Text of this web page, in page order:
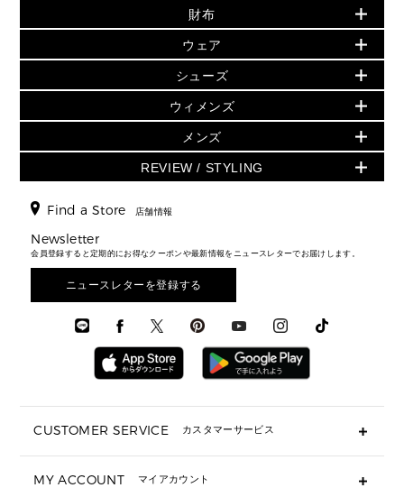
小物
シューズ・靴
ウェア
アクセサリー
時計
▶ メンズ
バッグ
ウェア
アクセサリー
追加アイテム
▶ ウィメンズすべて(ウェア・シューズ除く)
バッグ
財布・小物
ウェア
シューズ
時計・ジュエリー
アクセサリー
メンズ バッグ
メンズ 財布・小物
メンズ シューズ
メンズ ウェア
メンズ 時計・その他
▶ すべて
▶ ウィメンズすべて
財布・小物
アクセサリー
フレグランス
シューズ
▶ メンズすべて
メンズ財布・小物
メンズアクセサリー
メンズウェア
人気の定番アイテム
日本限定 - バッグ
▶ ウィメンズすべて
トートバッグ
ショルダーバッグ
クロスボディ・斜め掛け
トラベル
3 IN 1 / 2 IN 1 バッグ
▶ メンズすべて
財布
日本限定 - 財布・小物
▶ ウィメンズすべて
GREENWICH
折り財布(二つ折り・三つ折り)
長財布
▶ メンズすべて
ウェア
▶ ウィメンズすべて
トップス
スカート・パンツ
ジャケット・アウター
▶ メンズすべて
シューズ
▶ ウィメンズすべて
サンダル
スニーカー
▶ メンズすべて
ウィメンズ
人気の定番アイテム
▶ ウィメンズすべて
▶ バッグすべて
通勤・通学アイテム
3 IN 1 バッグ
ミニ財布・フラグメントケース
▶ 小物すべて
定期ケース・カードケース・名刺入れ
メンズ
▶ メンズすべて
財布・小物
時計・ジュエリー
アクセサリー
REVIEW / STYLING
エディターレビュー
Find a Store 店舗情報
Newsletter
会員登録すると定期的にお得なクーポンや最新情報をニュースレターでお届けします。
ニュースレターを登録する
CUSTOMER SERVICE カスタマーサービス
ギフト用にラッピングができますか？
MY ACCOUNT マイアカウント